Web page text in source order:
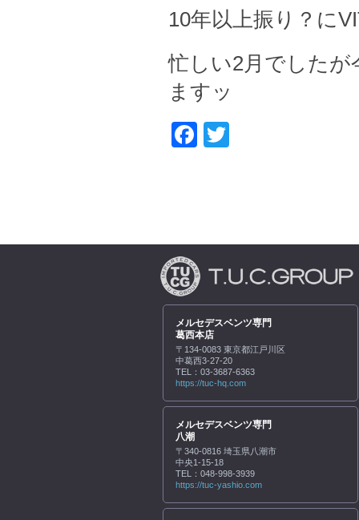
10年以上振り？に
忙しい2月でしたが
ますッ
Facebook
メルセデスベンツ専門
葛西本店
〒134-0083 東京都江戸川区
中葛西3-27-20
TEL：03-3687-6363
https://tuc-hq.com
メルセデスベンツ専門
八潮
〒340-0816 埼玉県八潮市
中央1-15-18
TEL：048-998-3939
https://tuc-yashio.com